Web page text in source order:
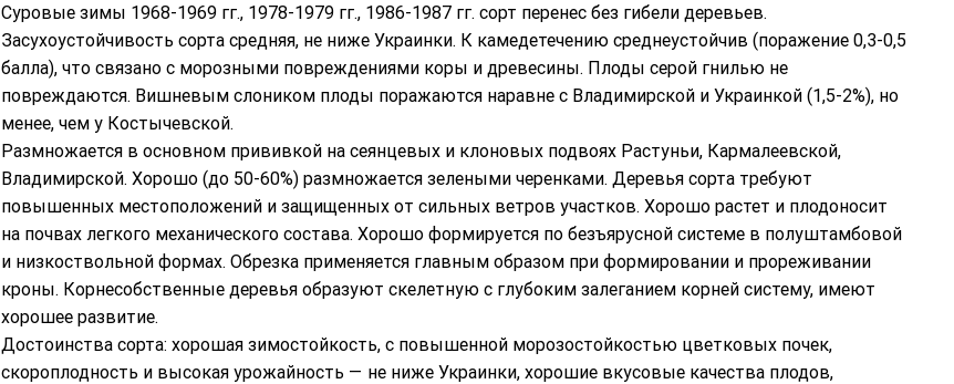
Суровые зимы 1968-1969 гг., 1978-1979 гг., 1986-1987 гг. сорт перенес без гибели деревьев.
Засухоустойчивость сорта средняя, не ниже Украинки. К камедетечению среднеустойчив (поражение 0,3-0,5
балла), что связано с морозными повреждениями коры и древесины. Плоды серой гнилью не
повреждаются. Вишневым слоником плоды поражаются наравне с Владимирской и Украинкой (1,5-2%), но
менее, чем у Костычевской.
Размножается в основном прививкой на сеянцевых и клоновых подвоях Растуньи, Кармалеевской,
Владимирской. Хорошо (до 50-60%) размножается зелеными черенками. Деревья сорта требуют
повышенных местоположений и защищенных от сильных ветров участков. Хорошо растет и плодоносит
на почвах легкого механического состава. Хорошо формируется по безъярусной системе в полуштамбовой
и низкоствольной формах. Обрезка применяется главным образом при формировании и прореживании
кроны. Корнесобственные деревья образуют скелетную с глубоким залеганием корней систему, имеют
хорошее развитие.
Достоинства сорта: хорошая зимостойкость, с повышенной морозостойкостью цветковых почек,
скороплодность и высокая урожайность — не ниже Украинки, хорошие вкусовые качества плодов,